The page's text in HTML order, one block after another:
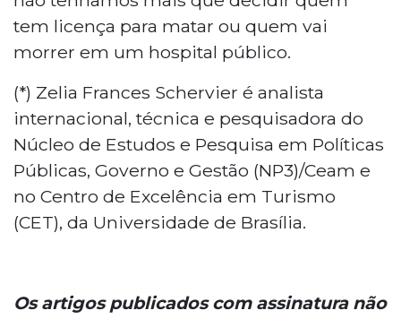
tem licença para matar ou quem vai
morrer em um hospital público.
(*) Zelia Frances Schervier é analista
internacional, técnica e pesquisadora do
Núcleo de Estudos e Pesquisa em Políticas
Públicas, Governo e Gestão (NP3)/Ceam e
no Centro de Excelência em Turismo
(CET), da Universidade de Brasília.
Os artigos publicados com assinatura não